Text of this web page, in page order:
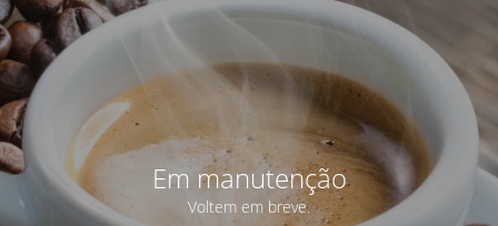
Em manutenção
Voltem em breve.